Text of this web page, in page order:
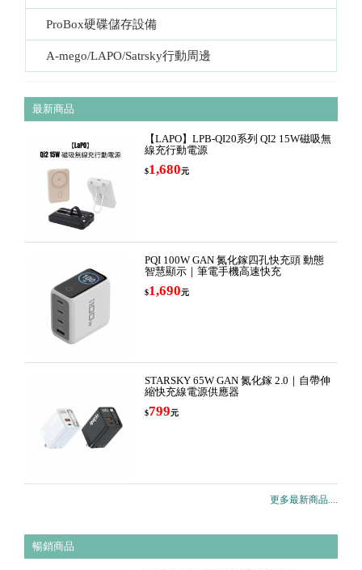
ProBox硬碟儲存設備
A-mego/LAPO/Satrsky行動周邊
最新商品
【LAPO】LPB-QI20系列 QI2 15W磁吸無
線充行動電源
$1,680元
PQI 100W GAN 氮化鎵四孔快充頭 動態
智慧顯示｜筆電手機高速快充
$1,690元
STARSKY 65W GAN 氮化鎵 2.0｜自帶伸
縮快充線電源供應器
$799元
更多最新商品....
暢銷商品